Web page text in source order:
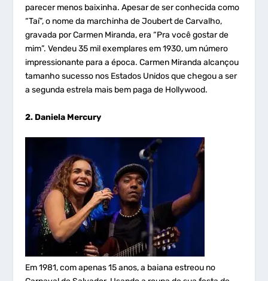
parecer menos baixinha. Apesar de ser conhecida como
“Taí”, o nome da marchinha de Joubert de Carvalho,
gravada por Carmen Miranda, era “Pra você gostar de
mim”. Vendeu 35 mil exemplares em 1930, um número
impressionante para a época. Carmen Miranda alcançou
tamanho sucesso nos Estados Unidos que chegou a ser
a segunda estrela mais bem paga de Hollywood.
2. Daniela Mercury
Em 1981, com apenas 15 anos, a baiana estreou no